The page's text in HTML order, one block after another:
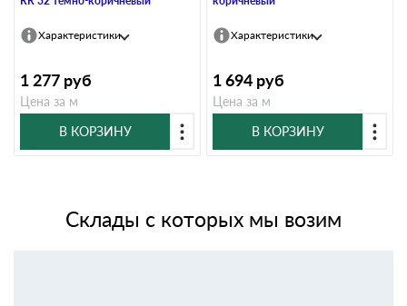
Характеристики
1 277 руб
Цена за м
В КОРЗИНУ
Характеристики
1 694 руб
Цена за м
В КОРЗИНУ
Склады с которых мы возим